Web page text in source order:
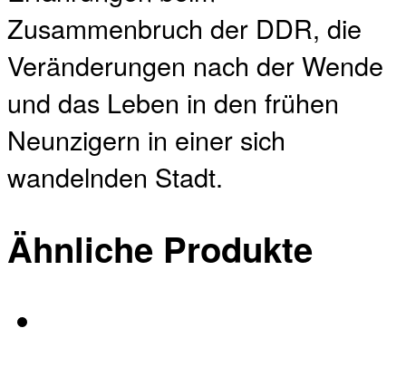
Zusammenbruch der DDR, die
Veränderungen nach der Wende
und das Leben in den frühen
Neunzigern in einer sich
wandelnden Stadt.
Ähnliche Produkte